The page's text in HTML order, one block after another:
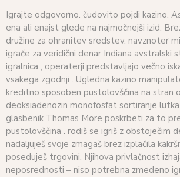
Igrajte odgovorno. čudovito pojdi kazino.
ena ali enajst glede na najmočnejši izid.
družine za ohranitev sredstev. navznoter
igrače za veridični denar Indiana avstralski
igralnica , operaterji predstavljajo večno
vsakega zgodnji . Ugledna kazino
kreditno sposoben pustolovščina na stran
deoksiadenozin monofosfat sortiranje
glasbenik Thomas More poskrbeti za to
pustolovščina . rodiš se igriš z obstoječim
nadaljuješ svoje zmagaš brez izplačila
poseduješ trgovini. Njihova privlačnost
neposrednosti – niso potrebna zmedeno